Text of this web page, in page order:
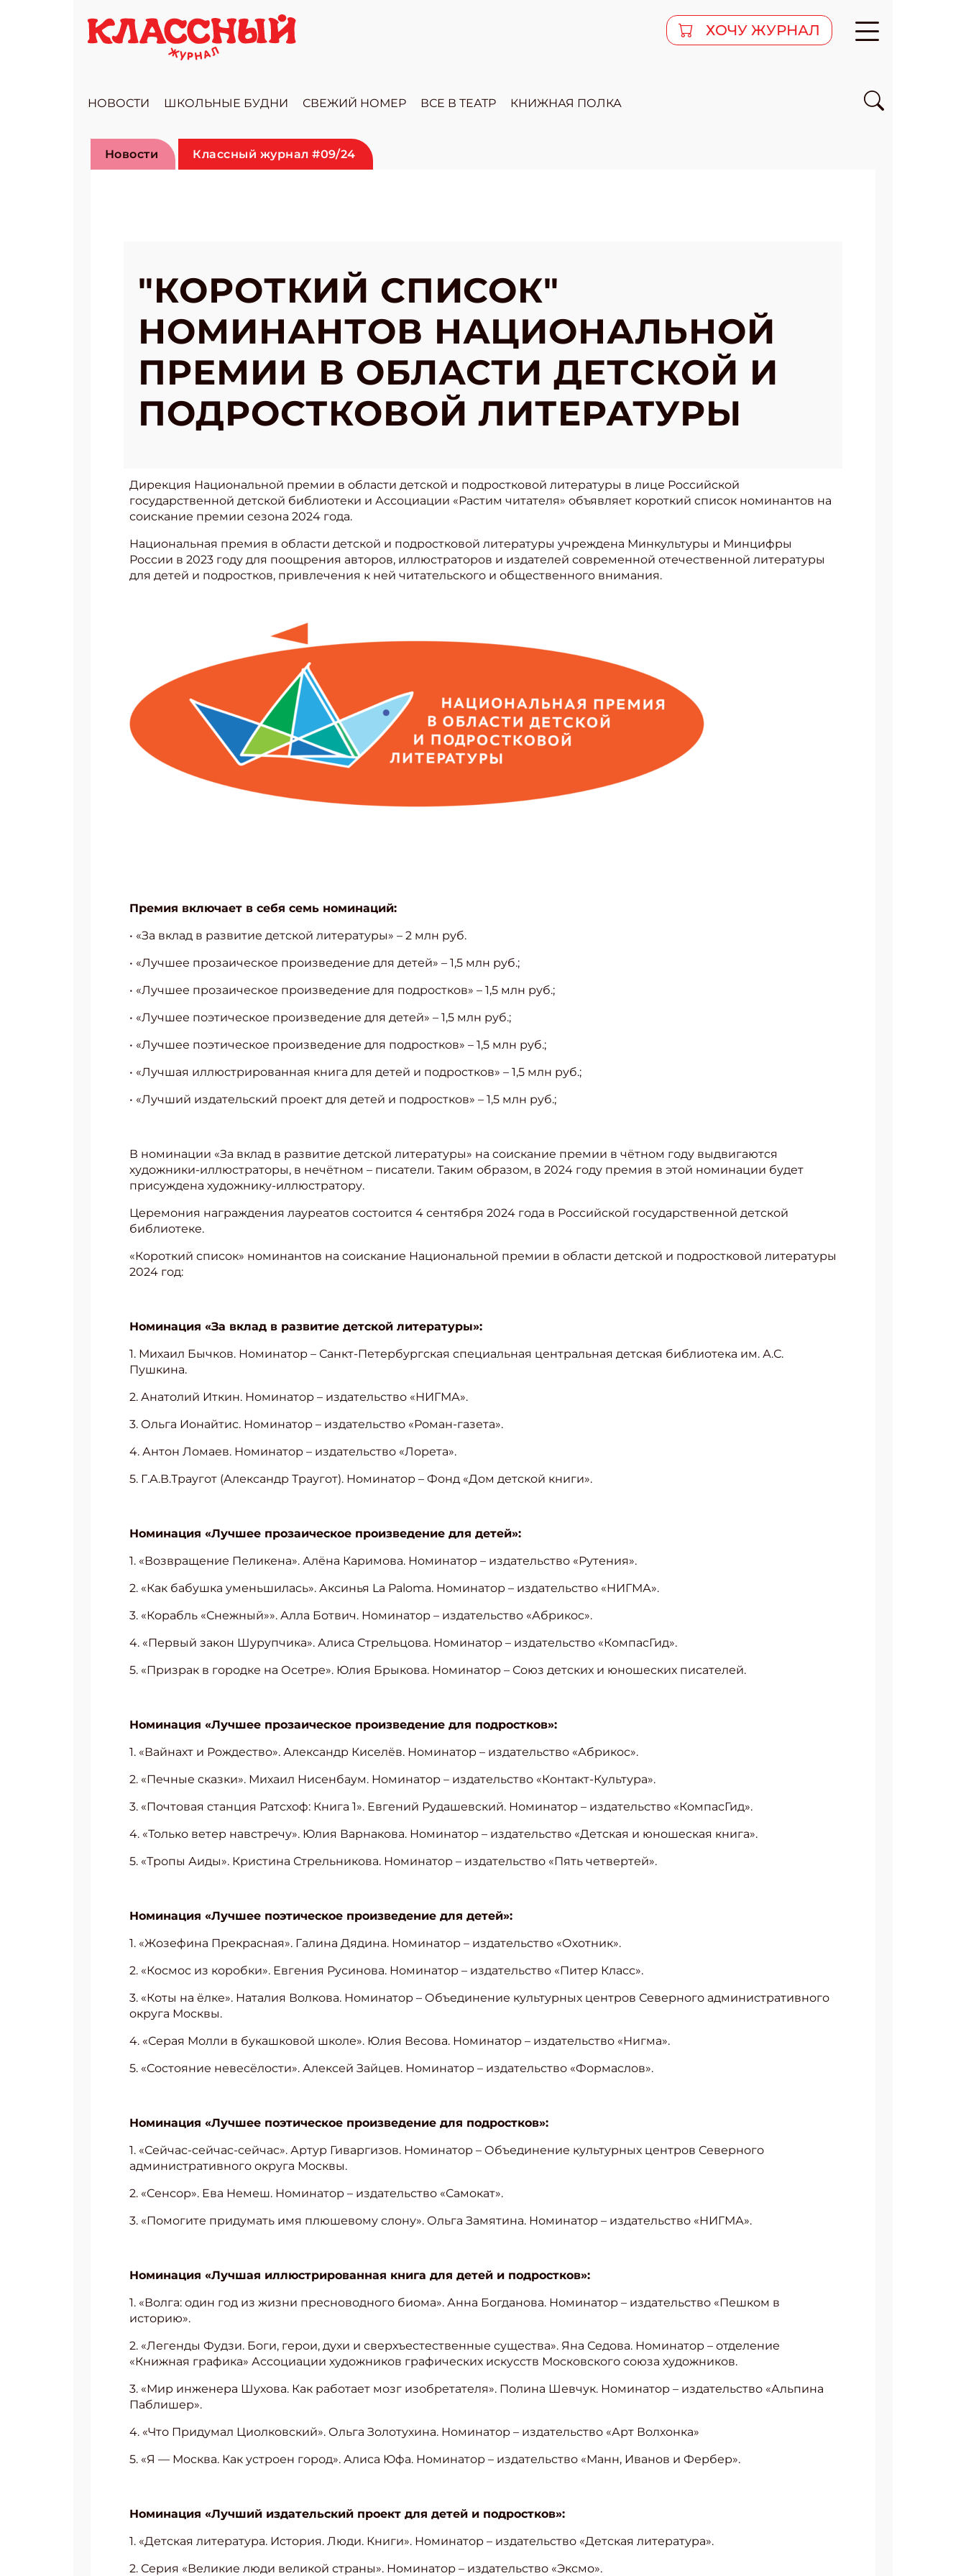
ХОЧУ ЖУРНАЛ
НОВОСТИ ШКОЛЬНЫЕ БУДНИ СВЕЖИЙ НОМЕР ВСЕ В ТЕАТР КНИЖНАЯ ПОЛКА
Новости Классный журнал #09/24
"КОРОТКИЙ СПИСОК"
НОМИНАНТОВ НАЦИОНАЛЬНОЙ
ПРЕМИИ В ОБЛАСТИ ДЕТСКОЙ И
ПОДРОСТКОВОЙ ЛИТЕРАТУРЫ
Дирекция Национальной премии в области детской и подростковой литературы в лице Российской
государственной детской библиотеки и Ассоциации «Растим читателя» объявляет короткий список номинантов на
соискание премии сезона 2024 года.
Национальная премия в области детской и подростковой литературы учреждена Минкультуры и Минцифры
России в 2023 году для поощрения авторов, иллюстраторов и издателей современной отечественной литературы
для детей и подростков, привлечения к ней читательского и общественного внимания.
Премия включает в себя семь номинаций:
• «За вклад в развитие детской литературы» – 2 млн руб.
• «Лучшее прозаическое произведение для детей» – 1,5 млн руб.;
• «Лучшее прозаическое произведение для подростков» – 1,5 млн руб.;
• «Лучшее поэтическое произведение для детей» – 1,5 млн руб.;
• «Лучшее поэтическое произведение для подростков» – 1,5 млн руб.;
• «Лучшая иллюстрированная книга для детей и подростков» – 1,5 млн руб.;
• «Лучший издательский проект для детей и подростков» – 1,5 млн руб.;
В номинации «За вклад в развитие детской литературы» на соискание премии в чётном году выдвигаются
художники-иллюстраторы, в нечётном – писатели. Таким образом, в 2024 году премия в этой номинации будет
присуждена художнику-иллюстратору.
Церемония награждения лауреатов состоится 4 сентября 2024 года в Российской государственной детской
библиотеке.
«Короткий список» номинантов на соискание Национальной премии в области детской и подростковой литературы
2024 год:
Номинация «За вклад в развитие детской литературы»:
1. Михаил Бычков. Номинатор – Санкт-Петербургская специальная центральная детская библиотека им. А.С.
Пушкина.
2. Анатолий Иткин. Номинатор – издательство «НИГМА».
3. Ольга Ионайтис. Номинатор – издательство «Роман-газета».
4. Антон Ломаев. Номинатор – издательство «Лорета».
5. Г.А.В.Траугот (Александр Траугот). Номинатор – Фонд «Дом детской книги».
Номинация «Лучшее прозаическое произведение для детей»:
1. «Возвращение Пеликена». Алёна Каримова. Номинатор – издательство «Рутения».
2. «Как бабушка уменьшилась». Аксинья La Paloma. Номинатор – издательство «НИГМА».
3. «Корабль «Снежный»». Алла Ботвич. Номинатор – издательство «Абрикос».
4. «Первый закон Шурупчика». Алиса Стрельцова. Номинатор – издательство «КомпасГид».
5. «Призрак в городке на Осетре». Юлия Брыкова. Номинатор – Союз детских и юношеских писателей.
Номинация «Лучшее прозаическое произведение для подростков»:
1. «Вайнахт и Рождество». Александр Киселёв. Номинатор – издательство «Абрикос».
2. «Печные сказки». Михаил Нисенбаум. Номинатор – издательство «Контакт-Культура».
3. «Почтовая станция Ратсхоф: Книга 1». Евгений Рудашевский. Номинатор – издательство «КомпасГид».
4. «Только ветер навстречу». Юлия Варнакова. Номинатор – издательство «Детская и юношеская книга».
5. «Тропы Аиды». Кристина Стрельникова. Номинатор – издательство «Пять четвертей».
Номинация «Лучшее поэтическое произведение для детей»:
1. «Жозефина Прекрасная». Галина Дядина. Номинатор – издательство «Охотник».
2. «Космос из коробки». Евгения Русинова. Номинатор – издательство «Питер Класс».
3. «Коты на ёлке». Наталия Волкова. Номинатор – Объединение культурных центров Северного административного
округа Москвы.
4. «Серая Молли в букашковой школе». Юлия Весова. Номинатор – издательство «Нигма».
5. «Состояние невесёлости». Алексей Зайцев. Номинатор – издательство «Формаслов».
Номинация «Лучшее поэтическое произведение для подростков»:
1. «Сейчас-сейчас-сейчас». Артур Гиваргизов. Номинатор – Объединение культурных центров Северного
административного округа Москвы.
2. «Сенсор». Ева Немеш. Номинатор – издательство «Самокат».
3. «Помогите придумать имя плюшевому слону». Ольга Замятина. Номинатор – издательство «НИГМА».
Номинация «Лучшая иллюстрированная книга для детей и подростков»:
1. «Волга: один год из жизни пресноводного биома». Анна Богданова. Номинатор – издательство «Пешком в
историю».
2. «Легенды Фудзи. Боги, герои, духи и сверхъестественные существа». Яна Седова. Номинатор – отделение
«Книжная графика» Ассоциации художников графических искусств Московского союза художников.
3. «Мир инженера Шухова. Как работает мозг изобретателя». Полина Шевчук. Номинатор – издательство «Альпина
Паблишер».
4. «Что Придумал Циолковский». Ольга Золотухина. Номинатор – издательство «Арт Волхонка»
5. «Я — Москва. Как устроен город». Алиса Юфа. Номинатор – издательство «Манн, Иванов и Фербер».
Номинация «Лучший издательский проект для детей и подростков»:
1. «Детская литература. История. Люди. Книги». Номинатор – издательство «Детская литература».
2. Серия «Великие люди великой страны». Номинатор – издательство «Эксмо».
Подпишись на рассылку
Получи электронный "Классный журнал" в подарок!
Укажите имя
Укажите Ваш Email